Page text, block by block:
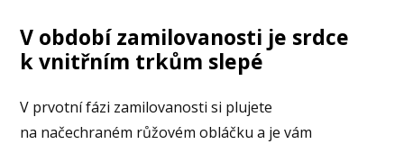
V období zamilovanosti je srdce
k vnitřním trkům slepé
V prvotní fázi zamilovanosti si plujete
na načechraném růžovém obláčku a je vám